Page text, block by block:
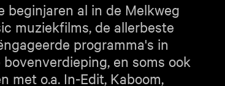
beginjaren al in de Melkweg
muziekfilms, de allerbeste
programma's in
en soms ook
met o.a. In-Edit, Kaboom,